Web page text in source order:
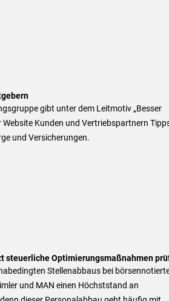
gibt unter dem Leitmotiv „Besser
Kunden und Vertriebspartnern
und Versicherungen.
steuerliche Optimierungsmaßnahmen
Stellenabbaus bei
und MAN einen Höchststand an